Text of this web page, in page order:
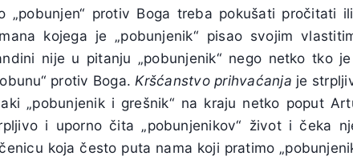
„pobunjen“ protiv Boga treba pokušati
kojega je „pobunjenik“ pisao svojim
nije u pitanju „pobunjenik“ nego netko tko
protiv Boga. Kršćanstvo prihvaćanja je
„pobunjenik i grešnik“ na kraju netko poput
i uporno čita „pobunjenikov“ život i čeka
koja često puta nama koji pratimo